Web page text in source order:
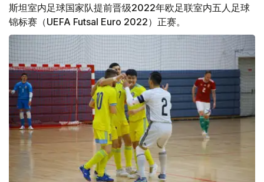
斯坦室内足球国家队提前晋级2022年欧足联室内五人足球
锦标赛（UEFA Futsal Euro 2022）正赛。